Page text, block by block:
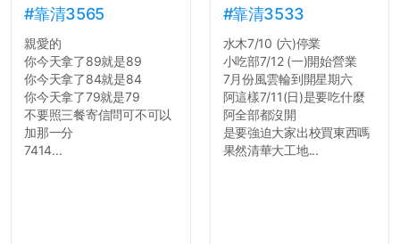
舍房間，都歡迎留言讓我知
道...
#靠清3565
親愛的
你今天拿了89就是89
你今天拿了84就是84
你今天拿了79就是79
不要照三餐寄信問可不可以
加那一分
7414...
#靠清3533
水木7/10 (六)停業
小吃部7/12 (一)開始營業
7月份風雲輪到開星期六
阿這樣7/11(日)是要吃什麼
阿全部都沒開
是要強迫大家出校買東西嗎
果然清華大工地...